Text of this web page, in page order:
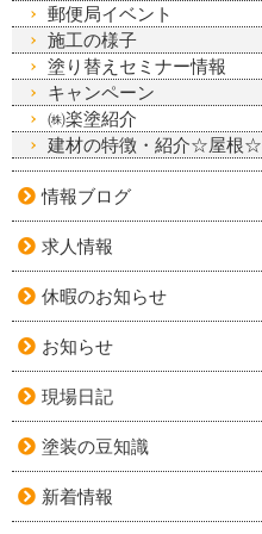
郵便局イベント
施工の様子
塗り替えセミナー情報
キャンペーン
㈱楽塗紹介
建材の特徴・紹介☆屋根☆
情報ブログ
求人情報
休暇のお知らせ
お知らせ
現場日記
塗装の豆知識
新着情報